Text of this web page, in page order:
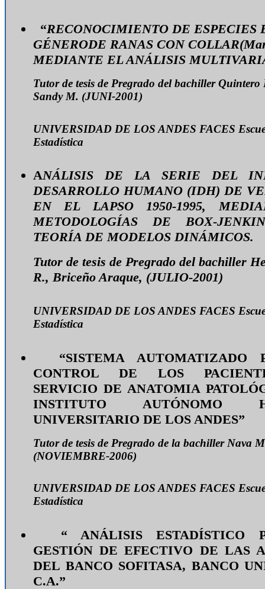
“RECONOCIMIENTO DE ESPECIES
GÉNERODE RANAS CON
MEDIANTE EL ANÁLISIS
Tutor de tesis de Pregrado del bachiller Quintero
Sandy M. (JUNI-2001)
UNIVERSIDAD DE LOS ANDES FACES
Estadística
ANÁLISIS DE LA SERIE DEL
DESARROLLO HUMANO (IDH) DE
EN EL LAPSO 1950-1995,
METODOLOGÍAS DE BOX-
TEORÍA DE MODELOS DINÁMICOS.
Tutor de tesis de Pregrado del bachiller
R., Briceño Araque, (JULIO-2001)
UNIVERSIDAD DE LOS ANDES FACES
Estadística
“SISTEMA AUTOMATIZADO
CONTROL DE LOS
SERVICIO DE ANATOMIA
INSTITUTO AUTÓNOMO
UNIVERSITARIO DE LOS ANDES”
Tutor de tesis de Pregrado de la bachiller Nava
(NOVIEMBRE-2006)
UNIVERSIDAD DE LOS ANDES FACES
Estadística
“ ANÁLISIS ESTADÍSTICO
GESTIÓN DE EFECTIVO DE LAS
DEL BANCO SOFITASA, BANCO
C.A.”